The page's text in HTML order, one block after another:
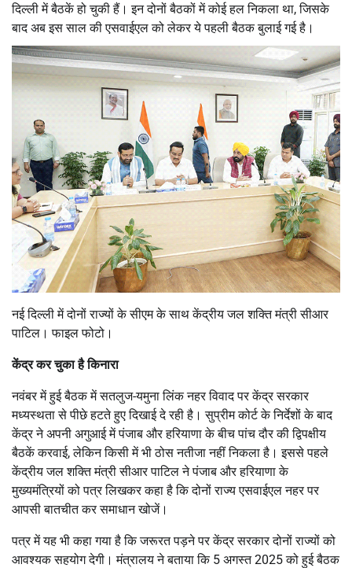
दिल्ली में बैठकें हो चुकी हैं। इन दोनों बैठकों में कोई हल निकला था, जिसके
बाद अब इस साल की एसवाईएल को लेकर ये पहली बैठक बुलाई गई है।
नई दिल्ली में दोनों राज्यों के सीएम के साथ केंद्रीय जल शक्ति मंत्री सीआर
पाटिल। फाइल फोटो।
केंद्र कर चुका है किनारा
नवंबर में हुई बैठक में सतलुज-यमुना लिंक नहर विवाद पर केंद्र सरकार
मध्यस्थता से पीछे हटते हुए दिखाई दे रही है। सुप्रीम कोर्ट के निर्देशों के बाद
केंद्र ने अपनी अगुआई में पंजाब और हरियाणा के बीच पांच दौर की द्विपक्षीय
बैठकें करवाई, लेकिन किसी में भी ठोस नतीजा नहीं निकला है। इससे पहले
केंद्रीय जल शक्ति मंत्री सीआर पाटिल ने पंजाब और हरियाणा के
मुख्यमंत्रियों को पत्र लिखकर कहा है कि दोनों राज्य एसवाईएल नहर पर
आपसी बातचीत कर समाधान खोजें।
पत्र में यह भी कहा गया है कि जरूरत पड़ने पर केंद्र सरकार दोनों राज्यों को
आवश्यक सहयोग देगी। मंत्रालय ने बताया कि 5 अगस्त 2025 को हुई बैठक